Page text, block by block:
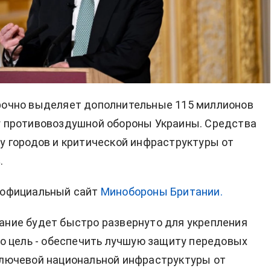
выделяет дополнительные 115 миллионов
обороны Украины. Средства
городов и критической инфраструктуры от
сайт Минобороны Британии.
будет быстро развернуто для укрепления
цель - обеспечить лучшую защиту передовых
национальной инфраструктуры от